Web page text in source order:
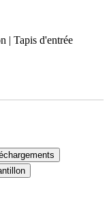
| Tapis d'entrée